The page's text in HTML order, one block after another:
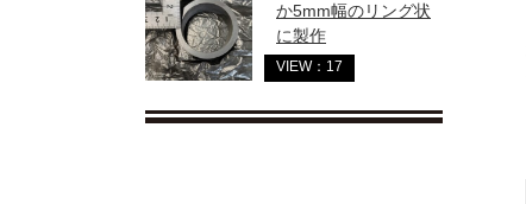
か5mm幅のリング状
に製作
VIEW：17